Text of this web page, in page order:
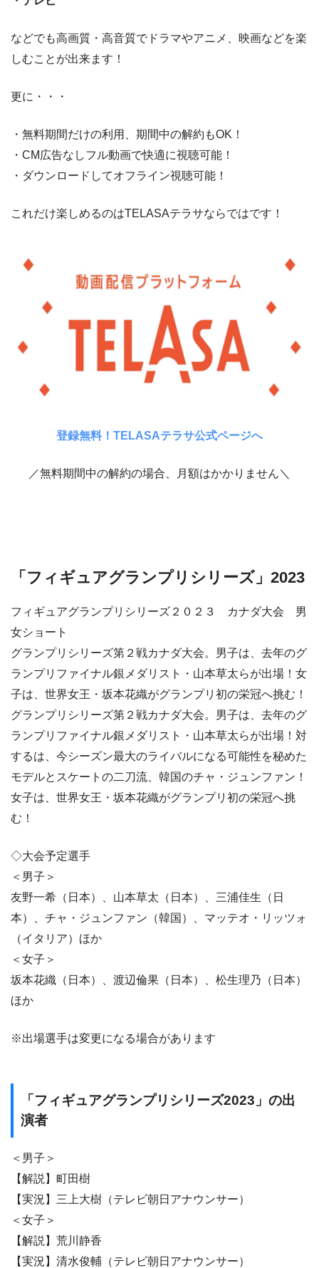
などでも高画質・高音質でドラマやアニメ、映画などを楽
しむことが出来ます！
更に・・・
・無料期間だけの利用、期間中の解約もOK！
・CM広告なしフル動画で快適に視聴可能！
・ダウンロードしてオフライン視聴可能！
これだけ楽しめるのはTELASAテラサならではです！
登録無料！TELASAテラサ公式ページへ
／無料期間中の解約の場合、月額はかかりません＼
「フィギュアグランプリシリーズ」2023
フィギュアグランプリシリーズ２０２３ カナダ大会 男
女ショート
グランプリシリーズ第２戦カナダ大会。男子は、去年のグ
ランプリファイナル銀メダリスト・山本草太らが出場！女
子は、世界女王・坂本花織がグランプリ初の栄冠へ挑む！
グランプリシリーズ第２戦カナダ大会。男子は、去年のグ
ランプリファイナル銀メダリスト・山本草太らが出場！対
するは、今シーズン最大のライバルになる可能性を秘めた
モデルとスケートの二刀流、韓国のチャ・ジュンファン！
女子は、世界女王・坂本花織がグランプリ初の栄冠へ挑
む！
◇大会予定選手
＜男子＞
友野一希（日本）、山本草太（日本）、三浦佳生（日
本）、チャ・ジュンファン（韓国）、マッテオ・リッツォ
（イタリア）ほか
＜女子＞
坂本花織（日本）、渡辺倫果（日本）、松生理乃（日本）
ほか
※出場選手は変更になる場合があります
「フィギュアグランプリシリーズ2023」の出
演者
＜男子＞
【解説】町田樹
【実況】三上大樹（テレビ朝日アナウンサー）
＜女子＞
【解説】荒川静香
【実況】清水俊輔（テレビ朝日アナウンサー）